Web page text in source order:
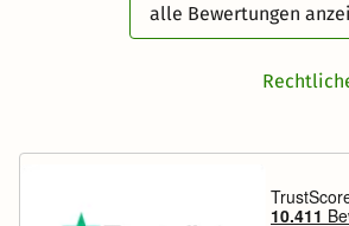
alle Bewertungen